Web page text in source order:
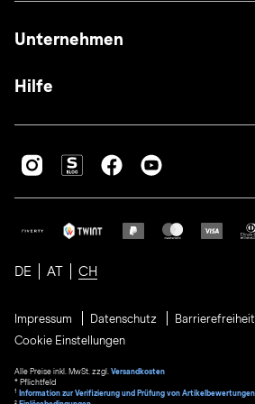
Unternehmen
Hilfe
DE AT CH
Impressum Datenschutz
Cookie Einstellungen
Alle Preise inkl. MwSt. zzgl. Versandkosten
* Pflichtfeld
1
Information zur Verifizierung und Prüfung von